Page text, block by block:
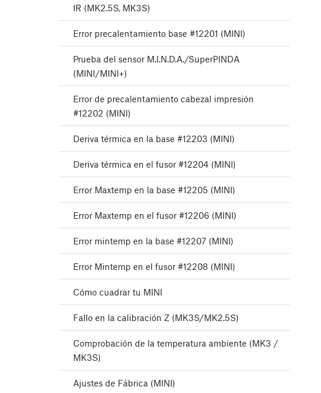
IR (MK2.5S, MK3S)
Error precalentamiento base #12201 (MINI)
Prueba del sensor M.I.N.D.A./SuperPINDA
(MINI/MINI+)
Error de precalentamiento cabezal impresión
#12202 (MINI)
Deriva térmica en la base #12203 (MINI)
Deriva térmica en el fusor #12204 (MINI)
Error Maxtemp en la base #12205 (MINI)
Error Maxtemp en el fusor #12206 (MINI)
Error mintemp en la base #12207 (MINI)
Error Mintemp en el fusor #12208 (MINI)
Cómo cuadrar tu MINI
Fallo en la calibración Z (MK3S/MK2.5S)
Comprobación de la temperatura ambiente (MK3 /
MK3S)
Ajustes de Fábrica (MINI)